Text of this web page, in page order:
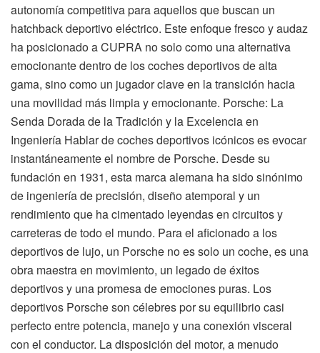
autonomía competitiva para aquellos que buscan un
hatchback deportivo eléctrico. Este enfoque fresco y audaz
ha posicionado a CUPRA no solo como una alternativa
emocionante dentro de los coches deportivos de alta
gama, sino como un jugador clave en la transición hacia
una movilidad más limpia y emocionante. Porsche: La
Senda Dorada de la Tradición y la Excelencia en
Ingeniería Hablar de coches deportivos icónicos es evocar
instantáneamente el nombre de Porsche. Desde su
fundación en 1931, esta marca alemana ha sido sinónimo
de ingeniería de precisión, diseño atemporal y un
rendimiento que ha cimentado leyendas en circuitos y
carreteras de todo el mundo. Para el aficionado a los
deportivos de lujo, un Porsche no es solo un coche, es una
obra maestra en movimiento, un legado de éxitos
deportivos y una promesa de emociones puras. Los
deportivos Porsche son célebres por su equilibrio casi
perfecto entre potencia, manejo y una conexión visceral
con el conductor. La disposición del motor, a menudo